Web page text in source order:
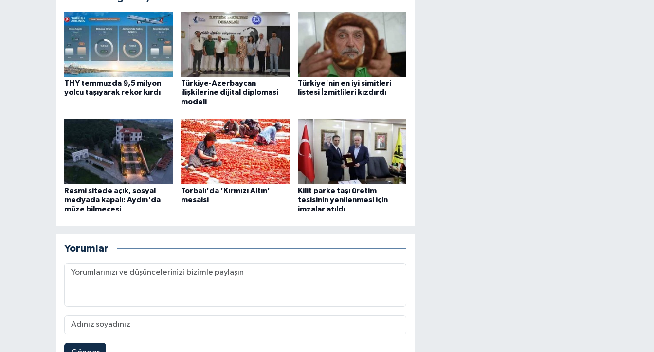
THY temmuzda 9,5 milyon
yolcu taşıyarak rekor kırdı
Türkiye-Azerbaycan
ilişkilerine dijital diplomasi
modeli
Türkiye'nin en iyi simitleri
listesi İzmitlileri kızdırdı
Resmi sitede açık, sosyal
medyada kapalı: Aydın'da
müze bilmecesi
Torbalı'da 'Kırmızı Altın'
mesaisi
Kilit parke taşı üretim
tesisinin yenilenmesi için
imzalar atıldı
Yorumlar